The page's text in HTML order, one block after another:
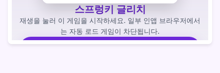
스프렁키 글리치
재생을 눌러 이 게임을 시작하세요. 일부 인앱 브라우저에서
는 자동 로드 게임이 차단됩니다.